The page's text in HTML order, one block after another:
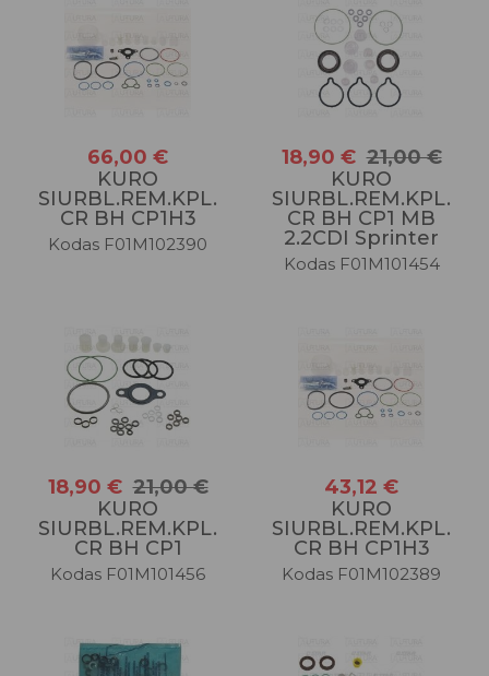
66,00 €
KURO
SIURBL.REM.KPL.
CR BH CP1H3
Kodas F01M102390
18,90 €21,00 €
KURO
SIURBL.REM.KPL.
CR BH CP1 MB
2.2CDI Sprinter
Kodas F01M101454
18,90 €21,00 €
KURO
SIURBL.REM.KPL.
CR BH CP1
Kodas F01M101456
43,12 €
KURO
SIURBL.REM.KPL.
CR BH CP1H3
Kodas F01M102389